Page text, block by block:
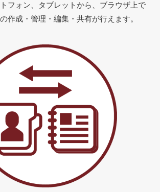
フォン、タブレットから、ブラウザ上で
作成・管理・編集・共有が行えます。